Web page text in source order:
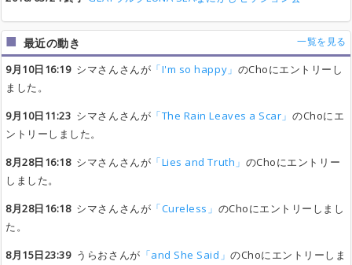
最近の動き 一覧を見る
9月10日16:19シマさんさんが 「I'm so happy」 のChoにエントリーし
ました。
9月10日11:23 シマさんさんが 「The Rain Leaves a Scar」 のChoにエ
ントリーしました。
8月28日16:18シマさんさんが 「Lies and Truth」 のChoにエントリー
しました。
8月28日16:18シマさんさんが 「Cureless」 のChoにエントリーしまし
た。
8月15日23:39うらおさんが 「and She Said」のChoにエントリーしま